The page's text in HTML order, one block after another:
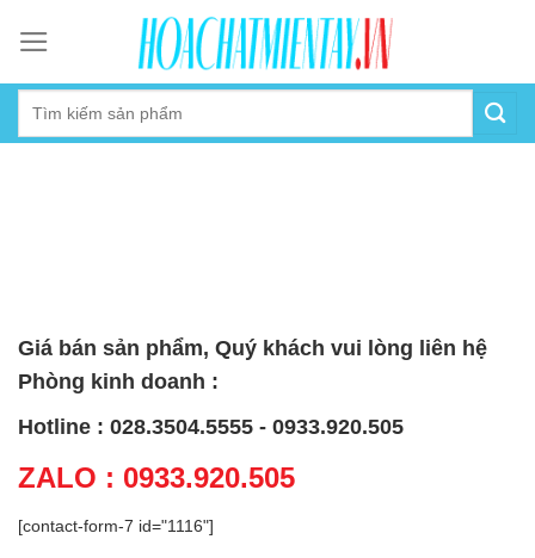
content
Giá bán sản phẩm, Quý khách vui lòng liên hệ
Phòng kinh doanh :
Hotline : 028.3504.5555 - 0933.920.505
ZALO : 0933.920.505
[contact-form-7 id="1116"]